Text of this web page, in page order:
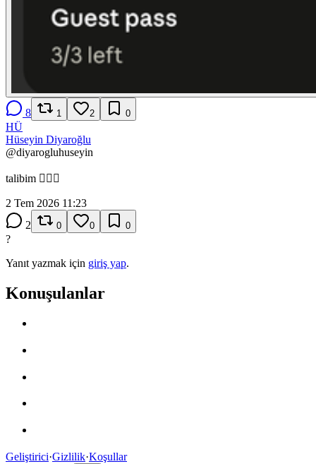
8 1 2 0
HÜ
Hüseyin Diyaroğlu
@diyarogluhuseyin
talibim ✋🏻😁
2 Tem 2026 11:23
2
0 0 0
?
Yanıt yazmak için giriş yap.
Konuşulanlar
Geliştirici·Gizlilik·Koşullar